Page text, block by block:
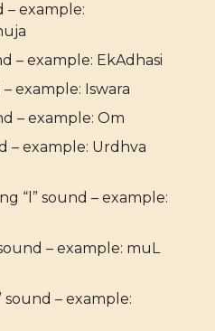
– example:
– example: EkAdhasi
example: Iswara
– example: Om
– example: Urdhva
“l” sound – example:
– example: muL
sound – example: